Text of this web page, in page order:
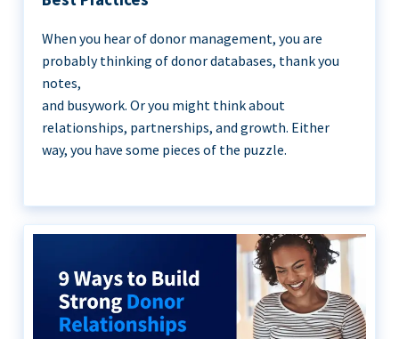
When you hear of donor management, you are
probably thinking of donor databases, thank you
notes,
and busywork. Or you might think about
relationships, partnerships, and growth. Either
way, you have some pieces of the puzzle.